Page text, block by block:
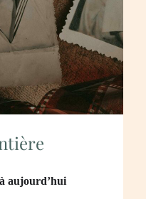
aujourd’hui